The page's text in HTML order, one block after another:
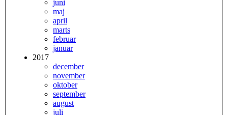
juni
maj
april
marts
februar
januar
2017
december
november
oktober
september
august
juli